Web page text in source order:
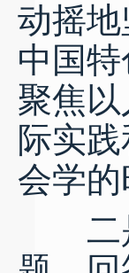
动摇
中国
聚焦
际实
会学的
二是